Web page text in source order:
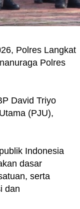
Polres Langkat
Polres
David Triyo
(PJU),
Indonesia
dasar
serta
dan